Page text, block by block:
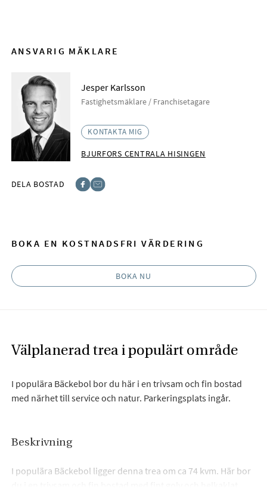
ANSVARIG MÄKLARE
Jesper Karlsson
Fastighetsmäklare / Franchisetagare
KONTAKTA MIG
BJURFORS CENTRALA HISINGEN
DELA BOSTAD
BOKA EN KOSTNADSFRI VÄRDERING
BOKA NU
Välplanerad trea i populärt område
I populära Bäckebol bor du här i en trivsam och fin bostad
med närhet till service och natur. Parkeringsplats ingår.
Beskrivning
I populära Bäckebol ligger denna trea om ca 74 kvm. Här bor